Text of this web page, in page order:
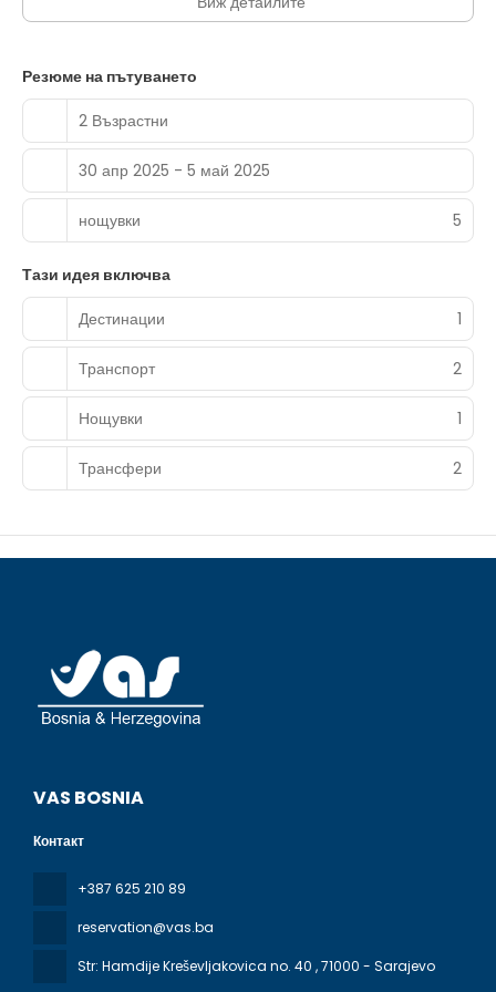
Резюме на пътуването
2 Възрастни
30 апр 2025 - 5 май 2025
нощувки 5
Тази идея включва
Дестинации
1
Транспорт 2
Нощувки 1
Трансфери 2
VAS BOSNIA
Контакт
+387 625 210 89
reservation@vas.ba
Str: Hamdije Kreševljakovica no. 40 , 71000 - Sarajevo